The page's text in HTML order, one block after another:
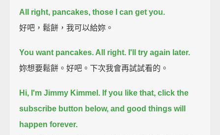
All right, pancakes, those I can get you.
好吧，鬆餅，我可以給妳。
You want pancakes. All right. I'll try again later.
妳想要鬆餅。好吧。下次我會再試試看的。
Hi, I'm Jimmy Kimmel. If you like that, click the
subscribe button below, and good things will
happen forever.